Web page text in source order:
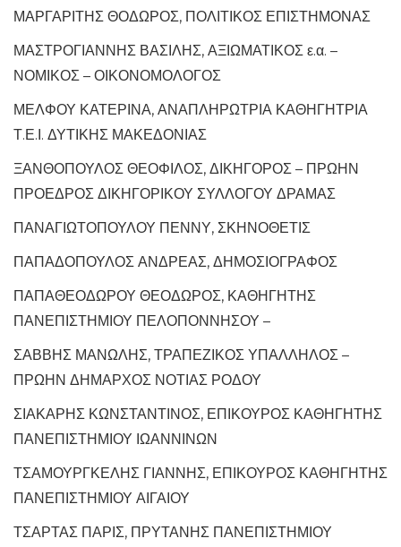
ΜΑΡΓΑΡΙΤΗΣ ΘΟΔΩΡΟΣ, ΠΟΛΙΤΙΚΟΣ ΕΠΙΣΤΗΜΟΝΑΣ
ΜΑΣΤΡΟΓΙΑΝΝΗΣ ΒΑΣΙΛΗΣ, ΑΞΙΩΜΑΤΙΚΟΣ ε.α. –
ΝΟΜΙΚΟΣ – ΟΙΚΟΝΟΜΟΛΟΓΟΣ
ΜΕΛΦΟΥ ΚΑΤΕΡΙΝΑ, ΑΝΑΠΛΗΡΩΤΡΙΑ ΚΑΘΗΓΗΤΡΙΑ
Τ.Ε.Ι. ΔΥΤΙΚΗΣ ΜΑΚΕΔΟΝΙΑΣ
ΞΑΝΘΟΠΟΥΛΟΣ ΘΕΟΦΙΛΟΣ, ΔΙΚΗΓΟΡΟΣ – ΠΡΩΗΝ
ΠΡΟΕΔΡΟΣ ΔΙΚΗΓΟΡΙΚΟΥ ΣΥΛΛΟΓΟΥ ΔΡΑΜΑΣ
ΠΑΝΑΓΙΩΤΟΠΟΥΛΟΥ ΠΕΝΝΥ, ΣΚΗΝΟΘΕΤΙΣ
ΠΑΠΑΔΟΠΟΥΛΟΣ ΑΝΔΡΕΑΣ, ΔΗΜΟΣΙΟΓΡΑΦΟΣ
ΠΑΠΑΘΕΟΔΩΡΟΥ ΘΕΟΔΩΡΟΣ, ΚΑΘΗΓΗΤΗΣ
ΠΑΝΕΠΙΣΤΗΜΙΟΥ ΠΕΛΟΠΟΝΝΗΣΟΥ –
ΣΑΒΒΗΣ ΜΑΝΩΛΗΣ, ΤΡΑΠΕΖΙΚΟΣ ΥΠΑΛΛΗΛΟΣ –
ΠΡΩΗΝ ΔΗΜΑΡΧΟΣ ΝΟΤΙΑΣ ΡΟΔΟΥ
ΣΙΑΚΑΡΗΣ ΚΩΝΣΤΑΝΤΙΝΟΣ, ΕΠΙΚΟΥΡΟΣ ΚΑΘΗΓΗΤΗΣ
ΠΑΝΕΠΙΣΤΗΜΙΟΥ ΙΩΑΝΝΙΝΩΝ
ΤΣΑΜΟΥΡΓΚΕΛΗΣ ΓΙΑΝΝΗΣ, ΕΠΙΚΟΥΡΟΣ ΚΑΘΗΓΗΤΗΣ
ΠΑΝΕΠΙΣΤΗΜΙΟΥ ΑΙΓΑΙΟΥ
ΤΣΑΡΤΑΣ ΠΑΡΙΣ, ΠΡΥΤΑΝΗΣ ΠΑΝΕΠΙΣΤΗΜΙΟΥ